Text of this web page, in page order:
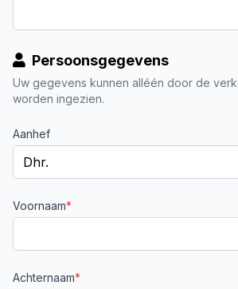
Persoonsgegevens
Uw gegevens kunnen alléén door de
worden ingezien.
Aanhef
Voornaam*
Achternaam*